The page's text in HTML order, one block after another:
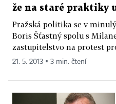
že na staré praktiky
Pražská politika se v
Boris Šťastný spolu s
zastupitelstvo na protest
21. 5. 2013 ▪ 3 min. čtení